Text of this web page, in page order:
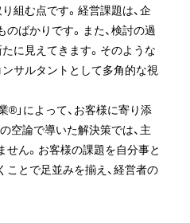
組む点です。経営課題は、企
ばかりです。また、検討の過
に見えてきます。そのような
サルタントとして多角的な視
®」によって、お客様に寄り添
空論で導いた解決策では、主
ん。お客様の課題を自分事と
とで足並みを揃え、経営者の